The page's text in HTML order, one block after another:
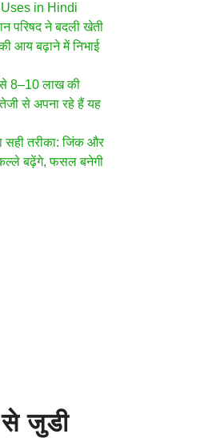
in Hindi
परिषद ने बदली खेती
आय बढ़ाने में निभाई
8–10 लाख की
से अपना रहे हैं यह
सही तरीका: जिंक और
बढ़ेंगे, फसल बनेगी
से जुडी